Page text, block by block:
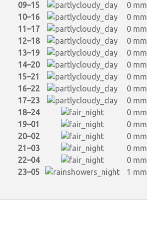
09–15
0 mm
10–16
0 mm
11–17
0 mm
12–18
0 mm
13–19
0 mm
14–20
0 mm
15–21
0 mm
16–22
0 mm
17–23
0 mm
18–24
0 mm
19–01
0 mm
20–02
0 mm
21–03
0 mm
22–04
0 mm
23–05
1 mm